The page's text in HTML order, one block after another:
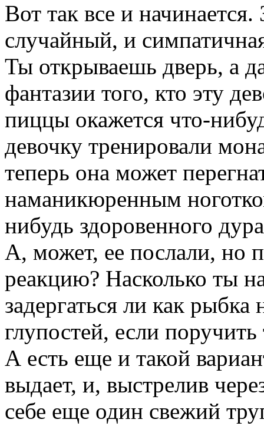
Вот так все и
случайный, и
Ты открываешь дверь, а
фантазии того, кто эту
пиццы окажется что-
девочку тренировали
теперь она может
наманикюренным
нибудь здоровенного
А, может, ее послали, но
реакцию? Насколько ты
задергаться ли как
глупостей, если поручить
А есть еще и такой
выдает, и, выстрелив
себе еще один свежий